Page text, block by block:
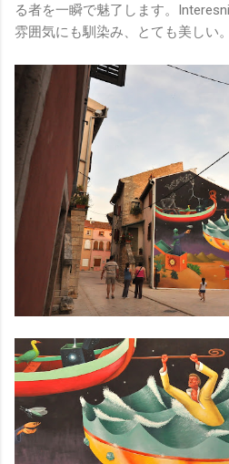
る者を一瞬で魅了します。
雰囲気にも馴染み、とても美しい。